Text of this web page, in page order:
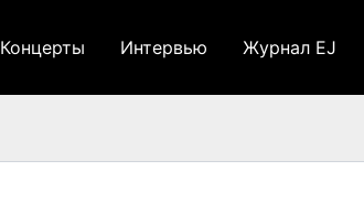
Концерты Интервью Журнал EJ